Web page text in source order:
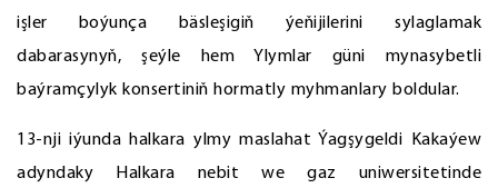
işler boýunça bäsleşigiň ýeňijilerini sylaglamak
dabarasynyň, şeýle hem Ylymlar güni mynasybetli
baýramçylyk konsertiniň hormatly myhmanlary boldular.
13-nji iýunda halkara ylmy maslahat Ýagşygeldi Kakaýew
adyndaky Halkara nebit we gaz uniwersitetinde